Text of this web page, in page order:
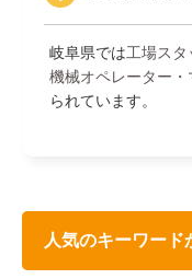
岐阜県では工場ス
機械オペレーター
られています。
人気のキーワード